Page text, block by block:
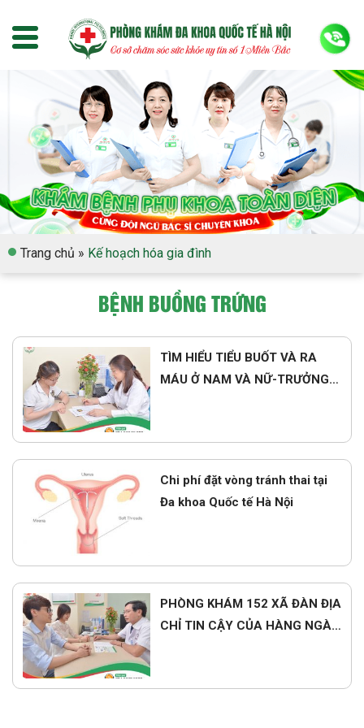
Trang chủ » Kế hoạch hóa gia đình
BỆNH BUỒNG TRỨNG
TÌM HIỂU TIỂU BUỐT VÀ RA
MÁU Ở NAM VÀ NỮ-TRƯỞNG
Chi phí đặt vòng tránh thai tại
Đa khoa Quốc tế Hà Nội
PHÒNG KHÁM 152 XÃ ĐÀN ĐỊA
CHỈ TIN CẬY CỦA HÀNG NGÀN